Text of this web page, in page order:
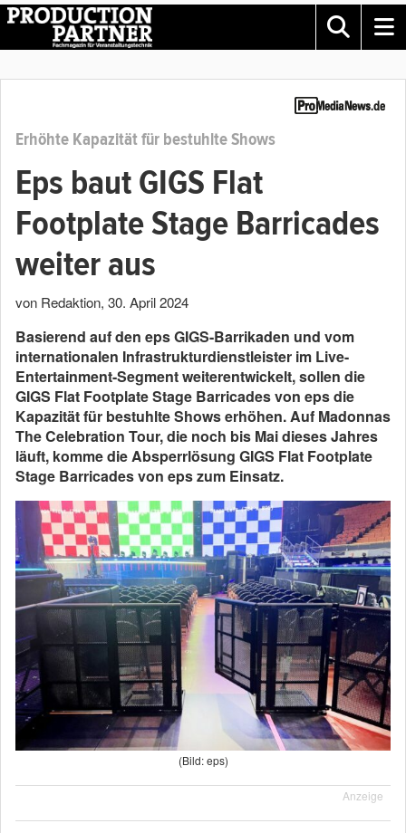
Erhöhte Kapazität für bestuhlte Shows
Eps baut GIGS Flat
Footplate Stage Barricades
weiter aus
von Redaktion, 30. April 2024
Basierend auf den eps GIGS-Barrikaden und vom
internationalen Infrastrukturdienstleister im Live-
Entertainment-Segment weiterentwickelt, sollen die
GIGS Flat Footplate Stage Barricades von eps die
Kapazität für bestuhlte Shows erhöhen. Auf Madonnas
The Celebration Tour, die noch bis Mai dieses Jahres
läuft, komme die Absperrlösung GIGS Flat Footplate
Stage Barricades von eps zum Einsatz.
(Bild: eps)
Anzeige